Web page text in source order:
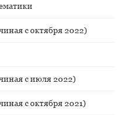
с октября 2022)
с июля 2022)
с октября 2021)